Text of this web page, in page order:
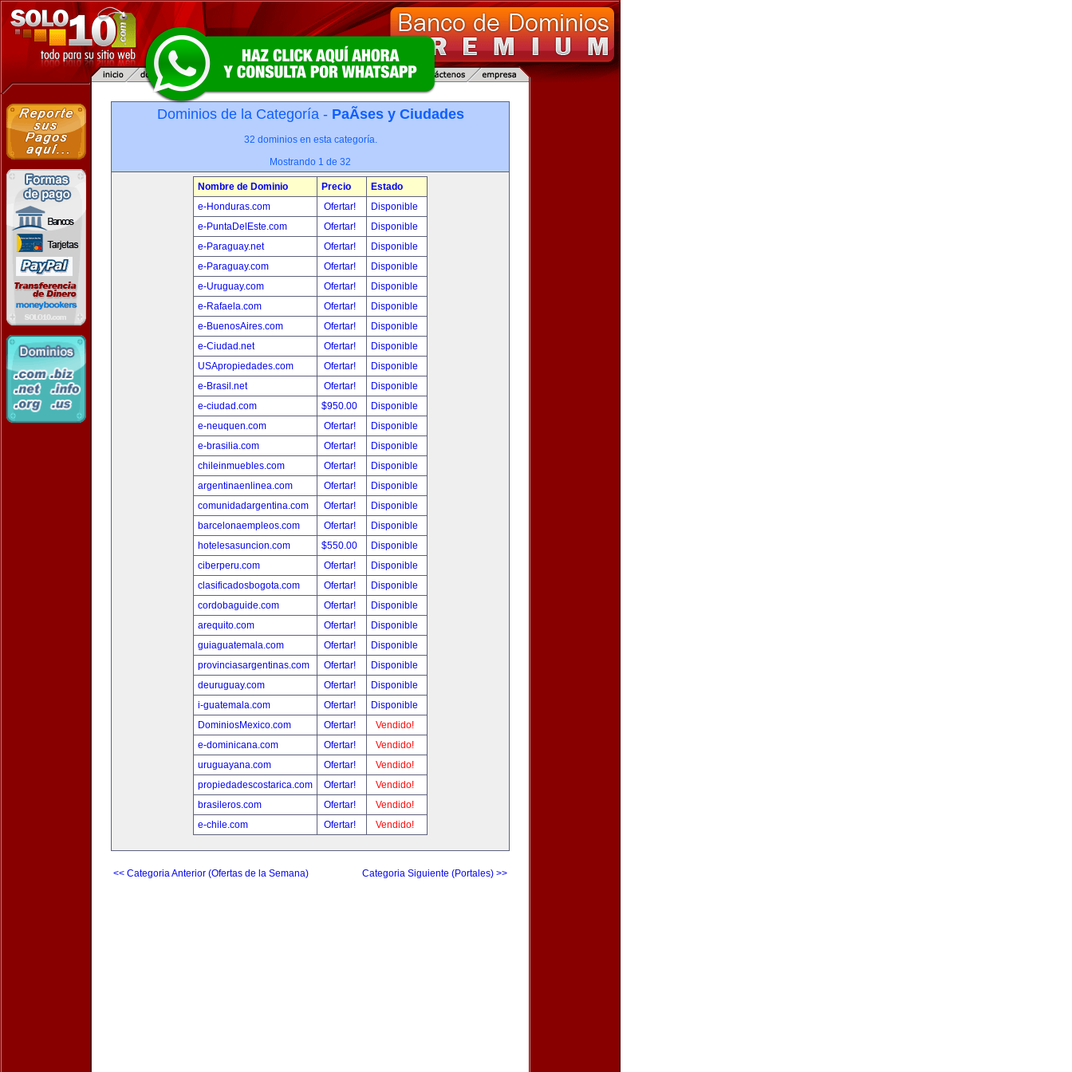
Dominios de la Categoría - PaÃ­ses y Ciudades
32 dominios en esta categoría.
Mostrando 1 de 32
Nombre de Dominio Precio
Estado
e-Honduras.com
Ofertar!
Disponible
e-PuntaDelEste.com
Ofertar!
Disponible
e-Paraguay.net
Ofertar!
Disponible
e-Paraguay.com
Ofertar!
Disponible
e-Uruguay.com
Ofertar!
Disponible
e-Rafaela.com
Ofertar!
Disponible
e-BuenosAires.com
Ofertar!
Disponible
e-Ciudad.net
Ofertar!
Disponible
USApropiedades.com
Ofertar!
Disponible
e-Brasil.net
Ofertar!
Disponible
e-ciudad.com
$950.00
Disponible
e-neuquen.com
Ofertar!
Disponible
e-brasilia.com
Ofertar!
Disponible
chileinmuebles.com
Ofertar!
Disponible
argentinaenlinea.com
Ofertar!
Disponible
comunidadargentina.com
Ofertar!
Disponible
barcelonaempleos.com
Ofertar!
Disponible
hotelesasuncion.com
$550.00
Disponible
ciberperu.com
Ofertar!
Disponible
clasificadosbogota.com
Ofertar!
Disponible
cordobaguide.com
Ofertar!
Disponible
arequito.com
Ofertar!
Disponible
guiaguatemala.com
Ofertar!
Disponible
provinciasargentinas.com
Ofertar!
Disponible
deuruguay.com
Ofertar!
Disponible
i-guatemala.com
Ofertar!
Disponible
DominiosMexico.com
Ofertar!
Vendido!
e-dominicana.com
Ofertar!
Vendido!
uruguayana.com
Ofertar!
Vendido!
propiedadescostarica.com
Ofertar!
Vendido!
brasileros.com
Ofertar!
Vendido!
e-chile.com
Ofertar! Vendido!
<< Categoria Anterior (Ofertas de la Semana) Categoria Siguiente (Portales) >>